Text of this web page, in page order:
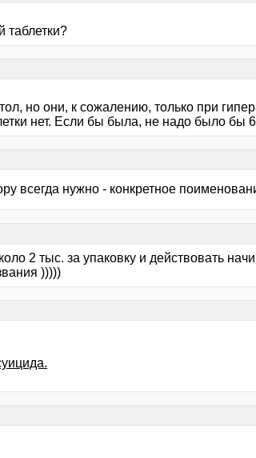
таблетки?
но они, к сожалению, только при
нет. Если бы была, не надо было бы 6
всегда нужно - конкретное
2 тыс. за упаковку и действовать
)))))